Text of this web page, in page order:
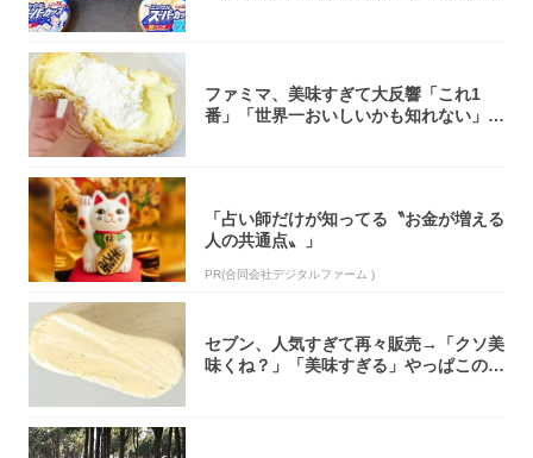
ファミマ、美味すぎて大反響「これ1
番」「世界一おいしいかも知れない」
「占い師だけが知ってる〝お金が増える
人の共通点〟」
PR(合同会社デジタルファーム )
セブン、人気すぎて再々販売→「クソ美
味くね？」「美味すぎる」やっぱこのク